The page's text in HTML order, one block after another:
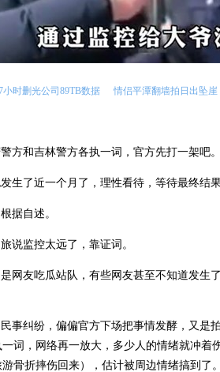
小时删光公司89TB数据 情侣平潭翻墙拍日出坠崖
方和吉林警方各执一词，官方先打一架吧。
生了近一个月了，理性看待，等待最终结
据自述。
说监控太远了，靠证词。
网友吃瓜站队，有些网友甚至不知道发
事纠纷，偏偏官方下场把事情发酵，又是
词，网络再一放大，多少人的情绪就冲着
骨折摔伤回来），估计被周边情绪搞到了。